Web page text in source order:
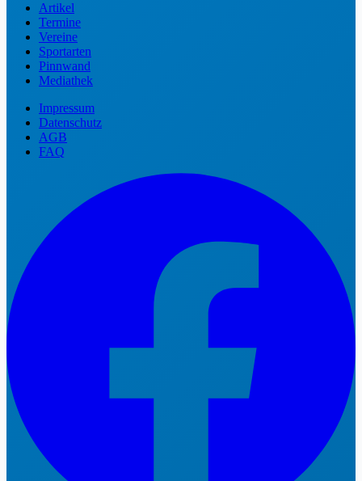
Artikel
Termine
Vereine
Sportarten
Pinnwand
Mediathek
Impressum
Datenschutz
AGB
FAQ